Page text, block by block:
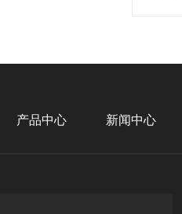
产品中心 新闻中心